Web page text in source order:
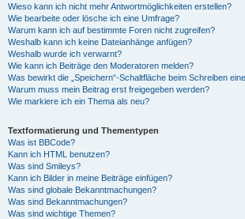
Wieso kann ich nicht mehr Antwortmöglichkeiten erstellen?
Wie bearbeite oder lösche ich eine Umfrage?
Warum kann ich auf bestimmte Foren nicht zugreifen?
Weshalb kann ich keine Dateianhänge anfügen?
Weshalb wurde ich verwarnt?
Wie kann ich Beiträge den Moderatoren melden?
Was bewirkt die „Speichern“-Schaltfläche beim Schreiben
Warum muss mein Beitrag erst freigegeben werden?
Wie markiere ich ein Thema als neu?
Textformatierung und Thementypen
Was ist BBCode?
Kann ich HTML benutzen?
Was sind Smileys?
Kann ich Bilder in meine Beiträge einfügen?
Was sind globale Bekanntmachungen?
Was sind Bekanntmachungen?
Was sind wichtige Themen?